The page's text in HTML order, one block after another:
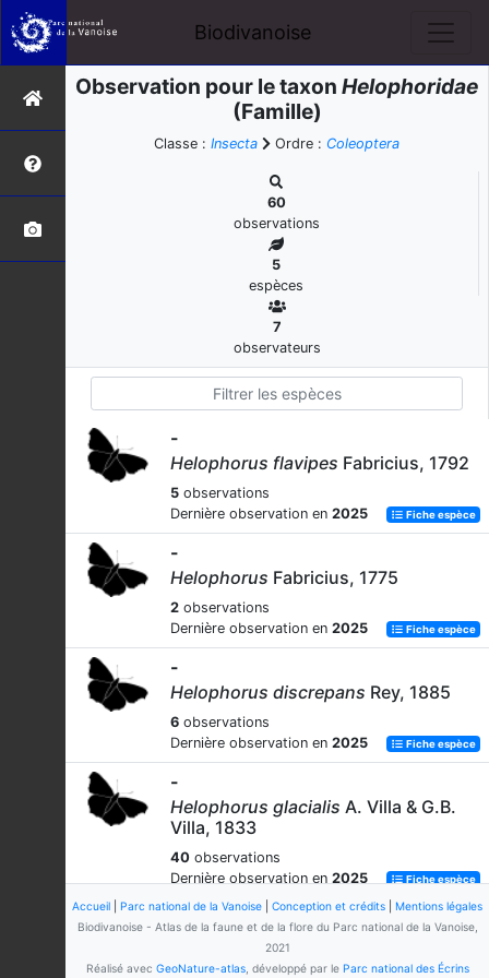
Biodivanoise
Observation pour le taxon Helophoridae
(Famille)
Classe : Insecta Ordre : Coleoptera
60
observations
5
espèces
7
observateurs
-
Helophorus flavipes Fabricius, 1792
5 observations
Dernière observation en 2025 Fiche espèce
-
Helophorus Fabricius, 1775
2 observations
Dernière observation en 2025 Fiche espèce
-
Helophorus discrepans Rey, 1885
6 observations
Dernière observation en 2025 Fiche espèce
-
Helophorus glacialis A. Villa & G.B.
Villa, 1833
40 observations
Dernière observation en 2025 Fiche espèce
-
Helophorus schmidti
Villa, 1838
Accueil Parc national de la Vanoise Conception et crédits
Mentions légales
Biodivanoise - Atlas de la faune et de la flore du Parc national de la Vanoise,
2021
Réalisé avec GeoNature-atlas, développé par le Parc national des Écrins